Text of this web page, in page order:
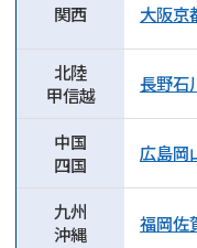
関西 大阪京
北陸
甲信越
長野石
中国
四国
広島岡
九州
沖縄
福岡佐